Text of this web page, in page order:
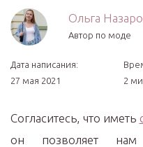
Ольга
Автор по моде
Дата написания:
27 мая 2021
2
Согласитесь, что иметь
он позволяет